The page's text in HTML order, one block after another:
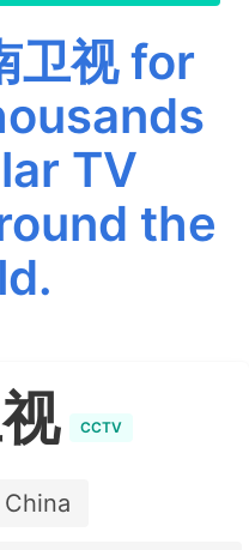
卫视 for
TV
the
CCTV
China